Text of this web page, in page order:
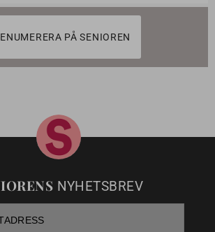
PÅ SENIOREN
NYHETSBREV